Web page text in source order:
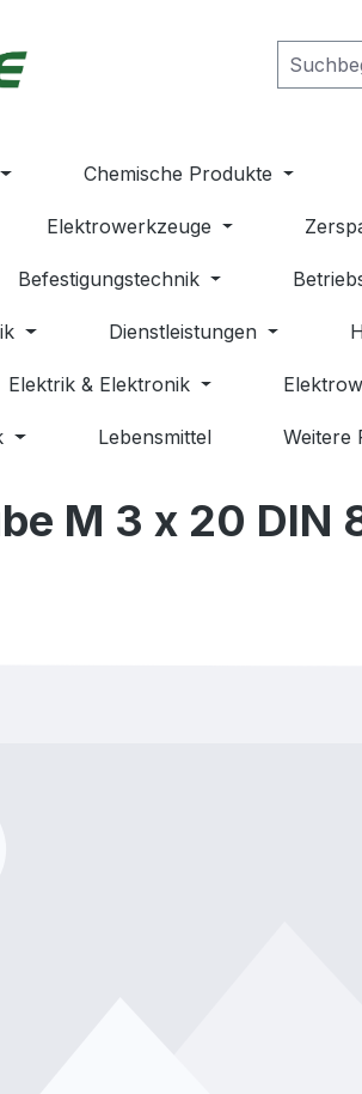
Chemische Produkte
Elektrowerkzeuge
Befestigungstechnik
Dienstleistungen
Elektrik & Elektronik
Lebensmittel Weitere
M 3 x 20 DIN